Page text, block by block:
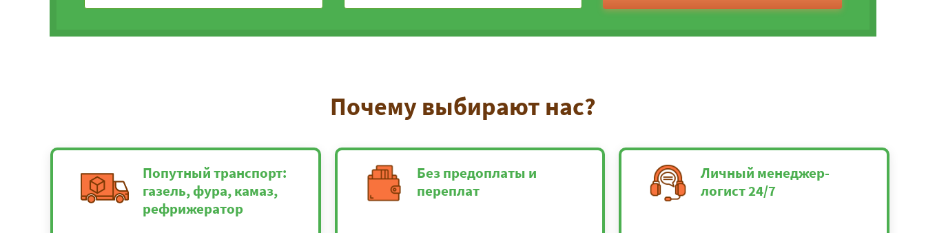
Почему выбирают нас?
Попутный транспорт:
газель, фура, камаз,
рефрижератор
Без предоплаты и
переплат
Личный менеджер-
логист 24/7